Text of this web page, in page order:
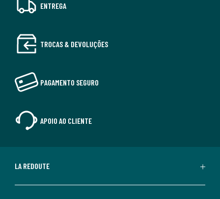
ENTREGA
TROCAS & DEVOLUÇÕES
PAGAMENTO SEGURO
APOIO AO CLIENTE
LA REDOUTE